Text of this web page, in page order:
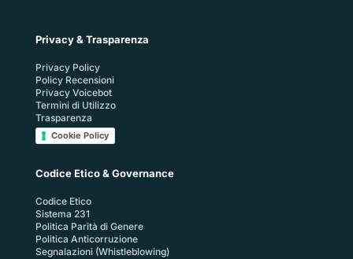
Privacy & Trasparenza
Privacy Policy
Policy Recensioni
Privacy Voicebot
Termini di Utilizzo
Trasparenza
Cookie Policy
Codice Etico & Governance
Codice Etico
Sistema 231
Politica Parità di Genere
Politica Anticorruzione
Segnalazioni (Whistleblowing)